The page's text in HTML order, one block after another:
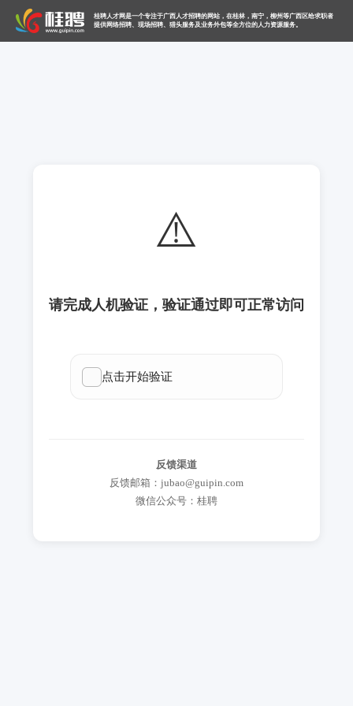
桂聘人才网是一个专注于广西人才招聘的网站，在桂林，南宁，柳州等广西区给求职者
提供网络招聘、现场招聘、猎头服务及业务外包等全方位的人力资源服务。
⚠️
请完成人机验证，验证通过即可正常访问
反馈渠道
反馈邮箱：jubao@guipin.com
微信公众号：桂聘